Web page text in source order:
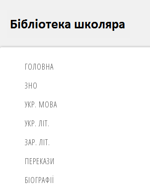
ГОЛОВНА
ЗНО
УКР. МОВА
УКР. ЛІТ.
ЗАР. ЛІТ.
ПЕРЕКАЗИ
БІОГРАФІЇ